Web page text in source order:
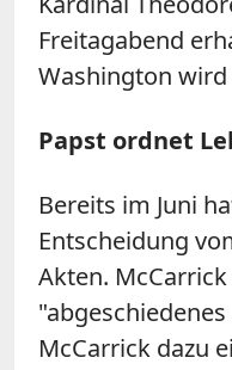
Freitagabend
Washington
Papst ordnet
Bereits im Juni
Entscheidung
Akten.
McCarrick dazu